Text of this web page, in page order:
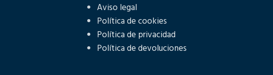
Aviso legal
Política de cookies
Política de privacidad
Política de devoluciones